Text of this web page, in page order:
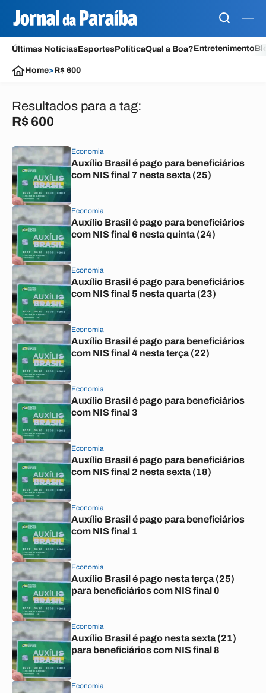
Últimas NotíciasEsportesPolíticaQual a Boa?Entretenimento
Home>R$ 600
Resultados para a tag:
R$ 600
Economia
Auxílio Brasil é pago para beneficiários
com NIS final 7 nesta sexta (25)
Economia
Auxílio Brasil é pago para beneficiários
com NIS final 6 nesta quinta (24)
Economia
Auxílio Brasil é pago para beneficiários
com NIS final 5 nesta quarta (23)
Economia
Auxílio Brasil é pago para beneficiários
com NIS final 4 nesta terça (22)
Economia
Auxílio Brasil é pago para beneficiários
com NIS final 3
Economia
Auxílio Brasil é pago para beneficiários
com NIS final 2 nesta sexta (18)
Economia
Auxílio Brasil é pago para beneficiários
com NIS final 1
Economia
Auxílio Brasil é pago nesta terça (25)
para beneficiários com NIS final 0
Economia
Auxílio Brasil é pago nesta sexta (21)
para beneficiários com NIS final 8
Economia